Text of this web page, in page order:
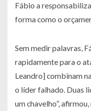
Fábio a
forma como o
Sem medir palavras,
rapidamente para o
Leandro] combinam
o líder falhado. Duas
um chavelho”,